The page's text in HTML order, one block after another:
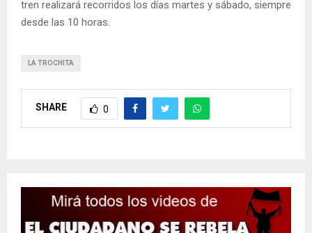
tren realizará recorridos los días martes y sábado, siempre
desde las 10 horas.
LA TROCHITA
SHARE 0